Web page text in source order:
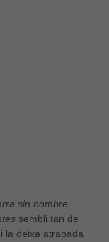
sin nombre.
sembli tan de
la deixa atrapada